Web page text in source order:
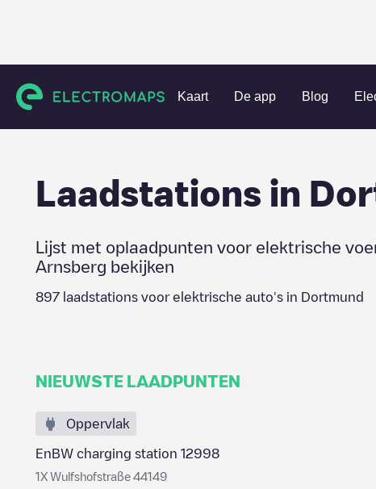
Kaart De app Blog
Charging stations Duitsland Arnsberg Dortmund
Laadstations in
Lijst met oplaadpunten voor elektrische
Arnsberg bekijken
897 laadstations voor elektrische auto's in Dortmund
NIEUWSTE LAADPUNTEN
Oppervlak
EnBW charging station 12998
1X Wulfshofstraße 44149